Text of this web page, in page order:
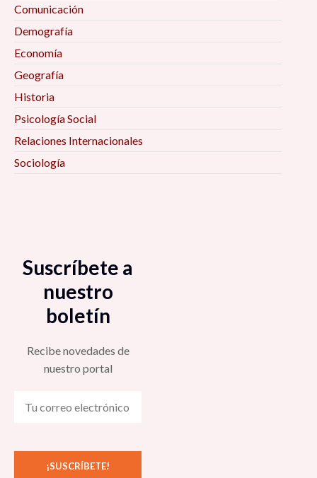
Comunicación
Demografía
Economía
Geografía
Historia
Psicología Social
Relaciones Internacionales
Sociología
Suscríbete a
nuestro
boletín
Recibe novedades de
nuestro portal